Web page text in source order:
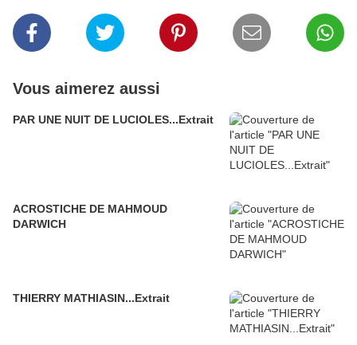
Vous aimerez aussi
PAR UNE NUIT DE LUCIOLES...Extrait
ACROSTICHE DE MAHMOUD
DARWICH
THIERRY MATHIASIN...Extrait